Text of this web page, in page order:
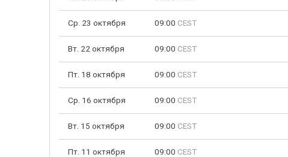
Ср. 23 октября 09:00 CEST
Вт. 22 октября 09:00 CEST
Пт. 18 октября 09:00 CEST
Ср. 16 октября 09:00 CEST
Вт. 15 октября 09:00 CEST
Пт. 11 октября 09:00 CEST